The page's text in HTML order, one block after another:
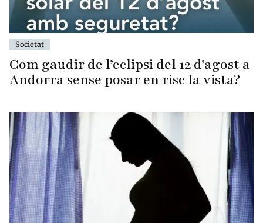
Societat
Com gaudir de l’eclipsi del 12 d’agost a
Andorra sense posar en risc la vista?